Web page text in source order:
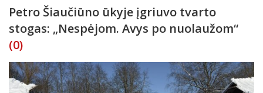
Petro Šiaučiūno ūkyje įgriuvo tvarto
stogas: „Nespėjom. Avys po nuolaužom“
(0)